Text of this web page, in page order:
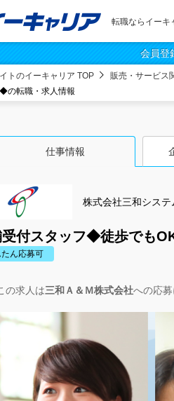
転職ならイーキ
会員登
トのイーキャリア TOP 販売・サービス
の転職・求人情報
仕事情報
株式会社三和システ
受付スタッフ◆徒歩でも
ん応募可
の求人は三和Ａ＆Ｍ株式会社への応